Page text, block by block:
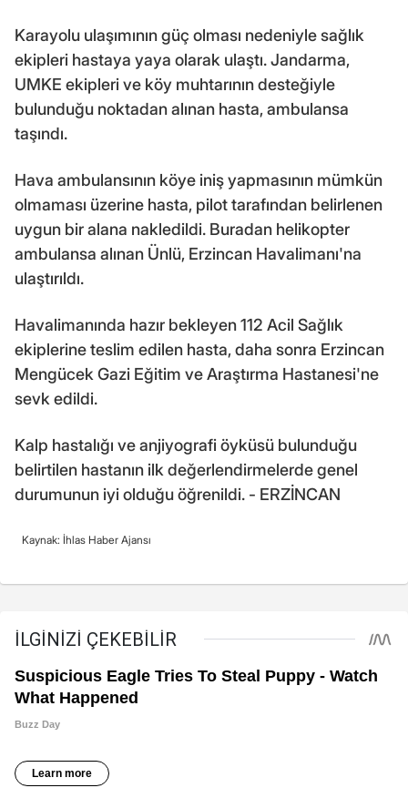
Karayolu ulaşımının güç olması nedeniyle sağlık
ekipleri hastaya yaya olarak ulaştı. Jandarma,
UMKE ekipleri ve köy muhtarının desteğiyle
bulunduğu noktadan alınan hasta, ambulansa
taşındı.
Hava ambulansının köye iniş yapmasının mümkün
olmaması üzerine hasta, pilot tarafından belirlenen
uygun bir alana nakledildi. Buradan helikopter
ambulansa alınan Ünlü, Erzincan Havalimanı'na
ulaştırıldı.
Havalimanında hazır bekleyen 112 Acil Sağlık
ekiplerine teslim edilen hasta, daha sonra Erzincan
Mengücek Gazi Eğitim ve Araştırma Hastanesi'ne
sevk edildi.
Kalp hastalığı ve anjiyografi öyküsü bulunduğu
belirtilen hastanın ilk değerlendirmelerde genel
durumunun iyi olduğu öğrenildi. - ERZİNCAN
Kaynak: İhlas Haber Ajansı